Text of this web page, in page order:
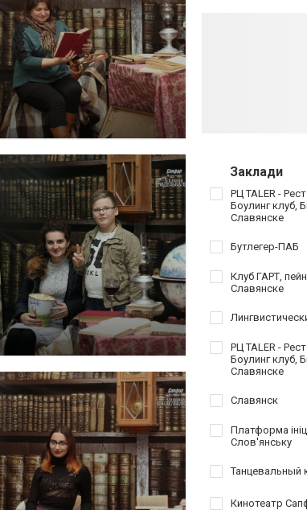
Заклади
РЦ TALER -
Боулинг клуб,
Славянске
Бутлегер-ПАБ
Клуб ГАРТ,
Славянске
РЦ TALER -
Боулинг клуб,
Славянске
Славянск
Платформа
Слов'янську
Танцевальный
Кинотеатр